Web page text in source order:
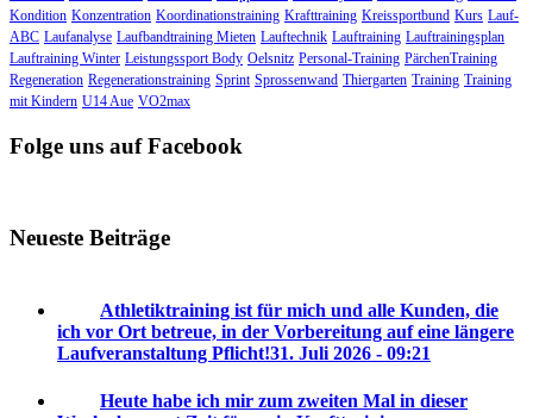
Kondition Konzentration Koordinationstraining Krafttraining Kreissportbund Kurs Lauf-
ABC Laufanalyse Laufbandtraining Mieten Lauftechnik Lauftraining Lauftrainingsplan
Lauftraining Winter Leistungssport Body Oelsnitz Personal-Training PärchenTraining
Regeneration Regenerationstraining Sprint Sprossenwand Thiergarten Training Training
mit Kindern U14 Aue VO2max
Folge uns auf Facebook
Neueste Beiträge
Athletiktraining ist für mich und alle Kunden, die
ich vor Ort betreue, in der Vorbereitung auf eine längere
Laufveranstaltung Pflicht!31. Juli 2026 - 09:21
Heute habe ich mir zum zweiten Mal in dieser